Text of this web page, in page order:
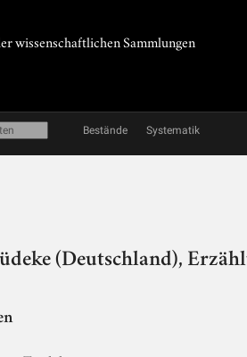
wissenschaftlichen Sammlungen
Bestände Systematik
(Deutschland),